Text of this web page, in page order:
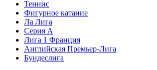
Теннис
Фигурное катание
Ла Лига
Серия А
Лига 1 Франция
Английская Премьер-Лига
Бундеслига